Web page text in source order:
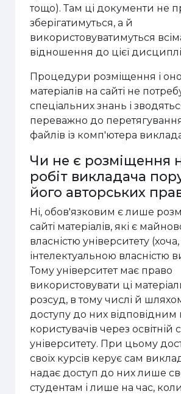
тощо). Там ці документи не
зберігатимуться, а й
використовуватимуться
відношення до цієї
Процедури розміщення і
матеріалів на сайті не
спеціальних знань і
переважно до
файлів із комп'ютера
Чи не є розміщення
робіт викладача
його авторських
Ні, обов'язковим є лише
сайті матеріалів, які є
власністю університету
інтелектуальною власністю
Тому університет має право
використовувати ці
розсуд, в тому числі й
доступу до них відповідним
користувачів через освітній
університету. При цьому
своїх курсів керує сам
надає доступ до них лише
студентам і лише на час,